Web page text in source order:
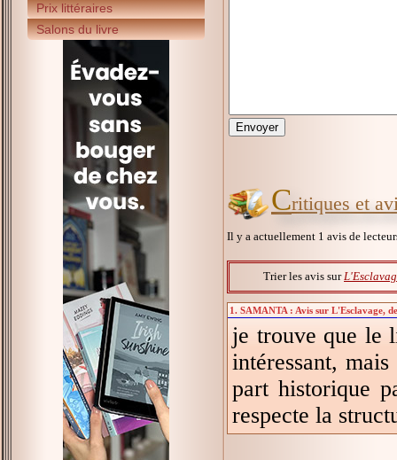
Prix littéraires
Salons du livre
Critiques et
Il y a actuellement 1 avis de
Trier les avis sur
1. SAMANTA : Avis sur L'Esclavage,
je trouve que le
intéressant,
part historique
respecte la